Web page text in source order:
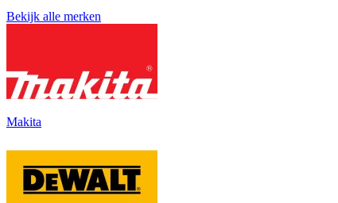
Bekijk alle merken
Makita